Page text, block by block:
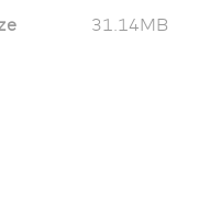
31.14MB